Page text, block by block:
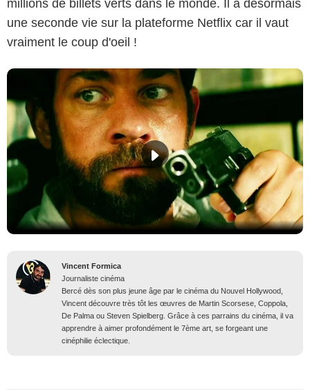
millions de billets verts dans le monde. Il a désormais
une seconde vie sur la plateforme Netflix car il vaut
vraiment le coup d'oeil !
Vincent Formica
Journaliste cinéma
Bercé dès son plus jeune âge par le cinéma du Nouvel Hollywood,
Vincent découvre très tôt les œuvres de Martin Scorsese, Coppola,
De Palma ou Steven Spielberg. Grâce à ces parrains du cinéma, il va
apprendre à aimer profondément le 7ème art, se forgeant une
cinéphilie éclectique.